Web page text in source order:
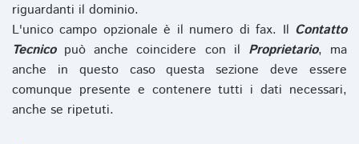
riguardanti il dominio.
L'unico campo opzionale è il numero di fax. Il Contatto
Tecnicopuò anche coincidere con il Proprietario, ma
anche in questo caso questa sezione deve essere
comunque presente e contenere tutti i dati necessari,
anche se ripetuti.